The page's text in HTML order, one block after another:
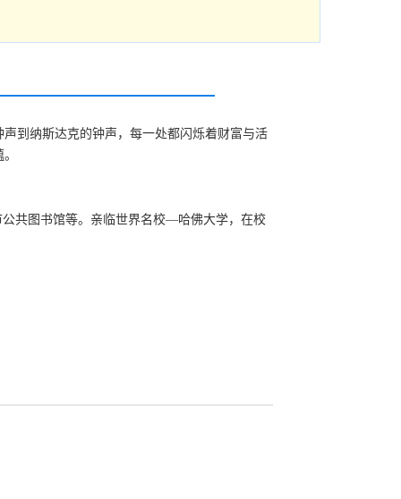
到纳斯达克的钟声，每一处都闪烁着财富与活
公共图书馆等。亲临世界名校—哈佛大学，在校